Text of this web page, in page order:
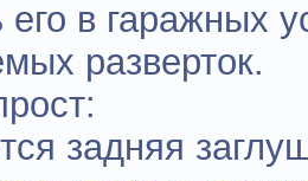
его в гаражных
разверток.
задняя